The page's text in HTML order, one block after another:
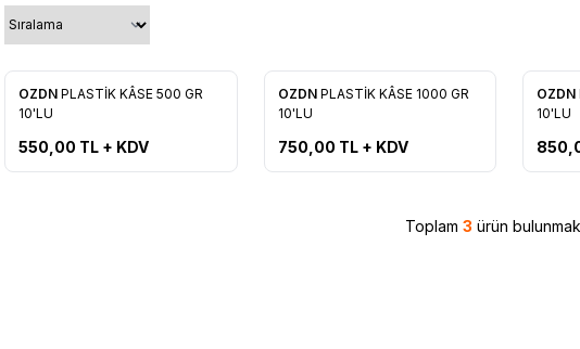
Favorilere Ekle
OZDN PLASTİK KÂSE 500 GR
10'LU​
550,00 TL + KDV
Favorilere Ekle
OZDN PLASTİK KÂSE 1000 GR
10'LU
750,00 TL + KDV
OZDN
10'LU​
Toplam 3 ürün